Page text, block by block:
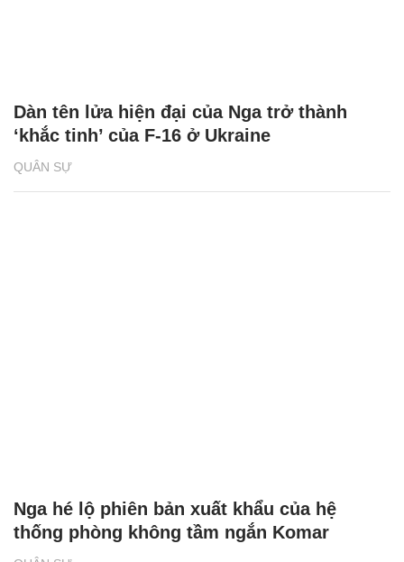
QUÂN SỰ
Dàn tên lửa hiện đại của Nga trở thành
‘khắc tinh’ của F-16 ở Ukraine
Nga hé lộ phiên bản xuất khẩu của hệ
thống phòng không tầm ngắn Komar